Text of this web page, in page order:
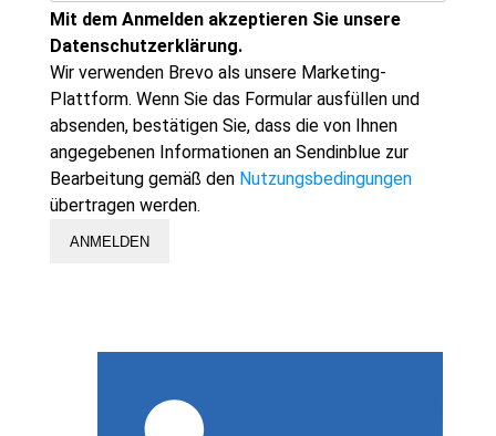
Mit dem Anmelden akzeptieren Sie unsere
Datenschutzerklärung.
Wir verwenden Brevo als unsere Marketing-
Plattform. Wenn Sie das Formular ausfüllen und
absenden, bestätigen Sie, dass die von Ihnen
angegebenen Informationen an Sendinblue zur
Bearbeitung gemäß den Nutzungsbedingungen
übertragen werden.
ANMELDEN